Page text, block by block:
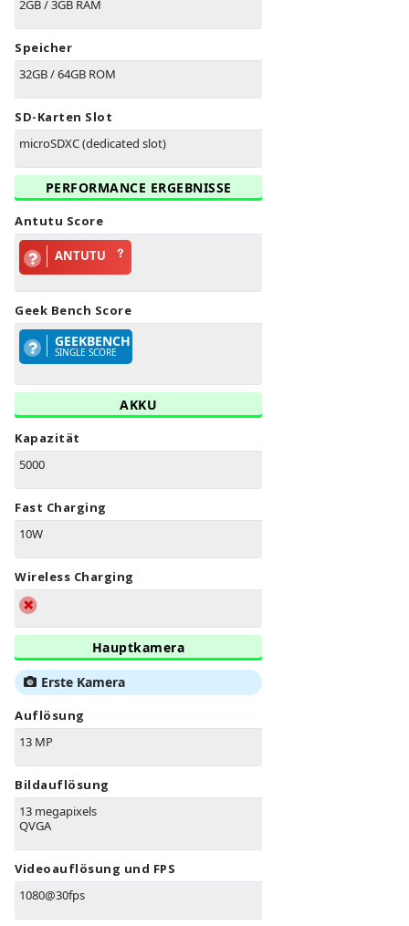
2GB / 3GB RAM
Speicher
32GB / 64GB ROM
SD-Karten Slot
microSDXC (dedicated slot)
PERFORMANCE ERGEBNISSE
Antutu Score
ANTUTU
Geek Bench Score
GEEKBENCH
SINGLE SCORE
AKKU
Kapazität
5000
Fast Charging
10W
Wireless Charging
Hauptkamera
Erste Kamera
Auflösung
13 MP
Bildauflösung
13 megapixels
QVGA
Videoauflösung und FPS
1080@30fps